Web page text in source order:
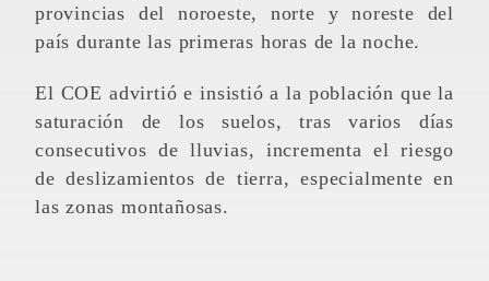
provincias del noroeste, norte y noreste del
país durante las primeras horas de la noche.
El COE advirtió e insistió a la población que la
saturación de los suelos, tras varios días
consecutivos de lluvias, incrementa el riesgo
de deslizamientos de tierra, especialmente en
las zonas montañosas.